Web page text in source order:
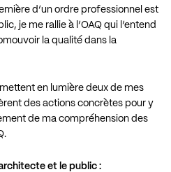
d’un ordre professionnel est
je me rallie à l’OAQ qui l’entend
la qualité dans la
en lumière deux de mes
des actions concrètes pour y
de ma compréhension des
et le public :